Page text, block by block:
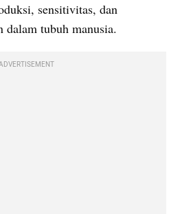
sensitivitas, dan
dalam tubuh manusia.